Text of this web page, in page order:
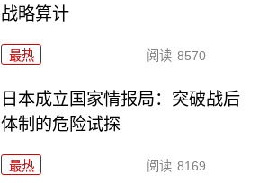
战略算计
最热 阅读 8570
日本成立国家情报局：突破战后
体制的危险试探
最热 阅读 8169